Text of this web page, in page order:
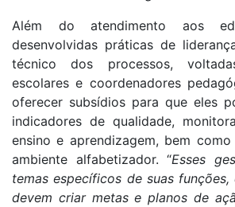
Além do atendimento aos
desenvolvidas práticas de
técnico dos processos,
escolares e coordenadores
oferecer subsídios para que eles
indicadores de qualidade,
ensino e aprendizagem, bem
ambiente alfabetizador. “Esses
temas específicos de suas
devem criar metas e planos de